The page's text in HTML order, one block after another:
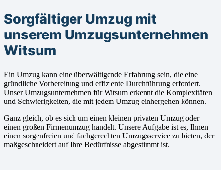
Sorgfältiger Umzug mit
unserem Umzugsunternehmen
Witsum
Ein Umzug kann eine überwältigende Erfahrung sein, die eine
gründliche Vorbereitung und effiziente Durchführung erfordert.
Unser Umzugsunternehmen für Witsum erkennt die Komplexitäten
und Schwierigkeiten, die mit jedem Umzug einhergehen können.
Ganz gleich, ob es sich um einen kleinen privaten Umzug oder
einen großen Firmenumzug handelt. Unsere Aufgabe ist es, Ihnen
einen sorgenfreien und fachgerechten Umzugsservice zu bieten, der
maßgeschneidert auf Ihre Bedürfnisse abgestimmt ist.